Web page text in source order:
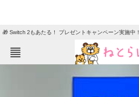
🎁 Switch 2もあたる！ プレゼントキャンペーン実施中！